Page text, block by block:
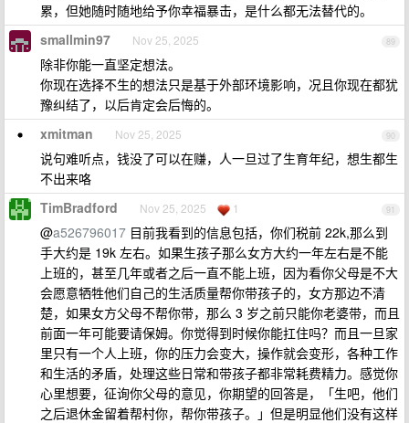
累，但她随时随地给予你幸福暴击，是什么都无法替代的。
89
smallmin97 Nov 25, 2025
除非你能一直坚定想法。
你现在选择不生的想法只是基于外部环境影响，况且你现在都犹
豫纠结了，以后肯定会后悔的。
90
xmitman Nov 25, 2025
说句难听点，钱没了可以在赚，人一旦过了生育年纪，想生都生
不出来咯
91
TimBradford Nov 25, 2025 1
@a526796017 目前我看到的信息包括，你们税前 22k,那么到
手大约是 19k 左右。如果生孩子那么女方大约一年左右是不能
上班的，甚至几年或者之后一直不能上班，因为看你父母是不大
会愿意牺牲他们自己的生活质量帮你带孩子的，女方那边不清
楚，如果女方父母不帮你带，那么 3 岁之前只能你老婆带，而且
前面一年可能要请保姆。你觉得到时候你能扛住吗？而且一旦家
里只有一个人上班，你的压力会变大，操作就会变形，各种工作
和生活的矛盾，处理这些日常和带孩子都非常耗费精力。感觉你
心里想要，征询你父母的意见，你期望的回答是，「生吧，他们
之后退休金留着帮村你，帮你带孩子。」但是明显他们没有这样